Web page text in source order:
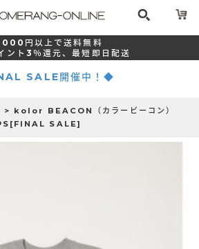
円以上で送料無料
ント 3％還元、最短 即日配送
SALE開催中！◆
> kolor BEACON（カラービーコン）
SALE]